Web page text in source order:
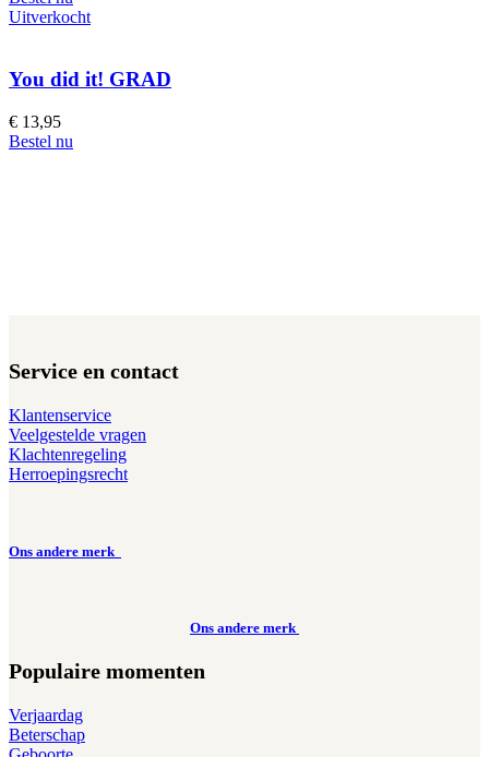
Uitverkocht
You did it! GRAD
€ 13,95
Bestel nu
Service en contact
Klantenservice
Veelgestelde vragen
Klachtenregeling
Herroepingsrecht
Ons andere merk
Ons andere merk
Populaire momenten
Verjaardag
Beterschap